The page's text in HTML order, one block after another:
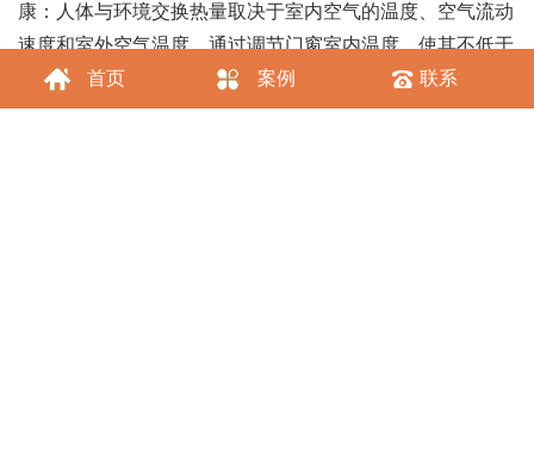
康：人体与环境交换热量取决于室内空气的温度、空气流动
速度和室外空气温度。通过调节门窗室内温度，使其不低于
12～13℃，已达到最舒适的环境。
降低噪音：采用厚度不同的中空玻璃结构和隔热断桥铝
首页 案例 联系